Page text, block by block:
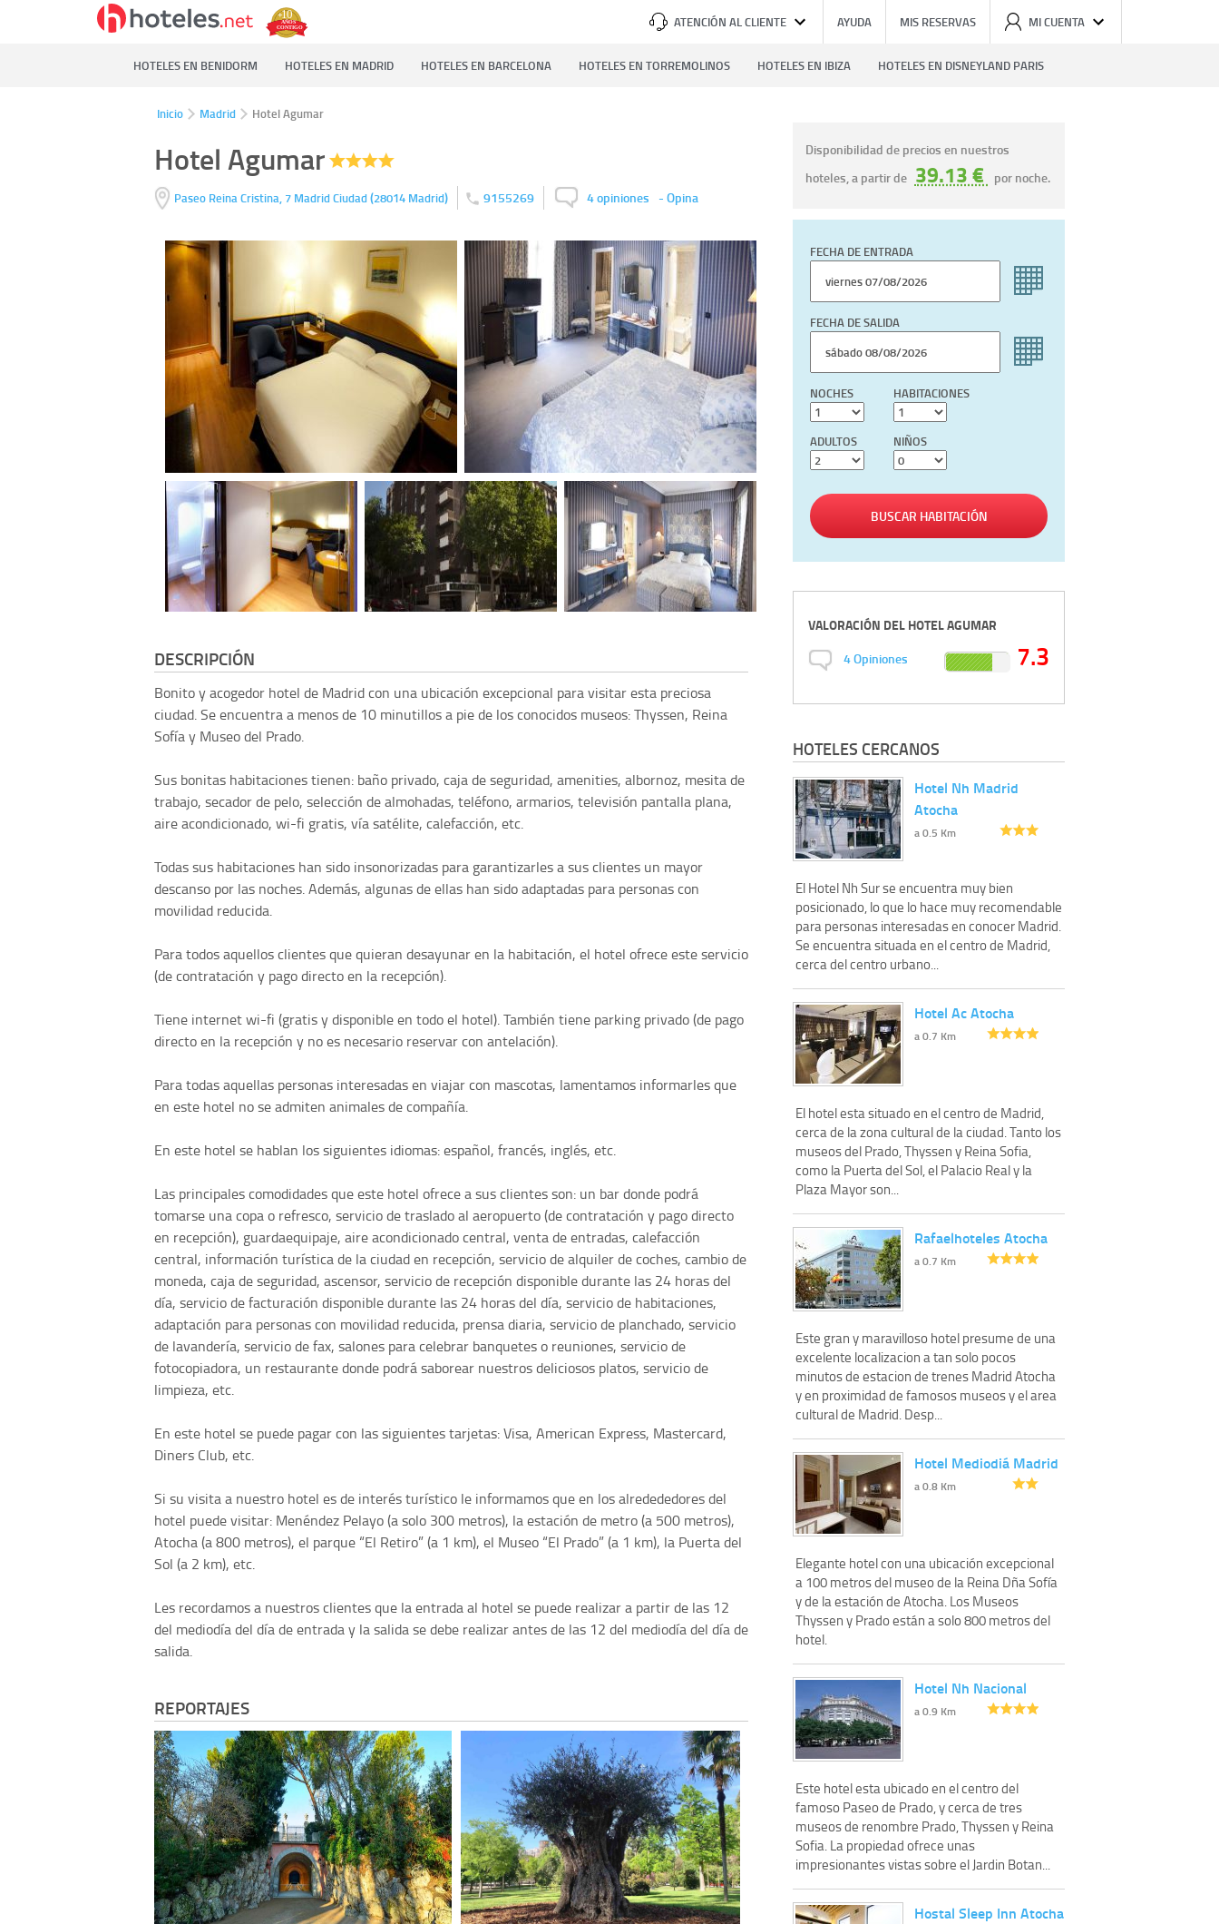
ATENCIÓN AL CLIENTE AYUDA MIS RESERVAS MI CUENTA
HOTELES EN BENIDORM HOTELES EN MADRID HOTELES EN BARCELONA HOTELES EN TORREMOLINOS HOTELES EN IBIZA HOTELES EN DISNEYLAND PARIS
Inicio Madrid Hotel Agumar
Hotel Agumar
Paseo Reina Cristina, 7 Madrid Ciudad(28014 Madrid) 9155269 4 opiniones -Opina
DESCRIPCIÓN
Bonito y acogedor hotel de Madrid con una ubicación excepcional para visitar esta preciosa
ciudad. Se encuentra a menos de 10 minutillos a pie de los conocidos museos: Thyssen, Reina
Sofía y Museo del Prado.
Sus bonitas habitaciones tienen: baño privado, caja de seguridad, amenities, albornoz, mesita de
trabajo, secador de pelo, selección de almohadas, teléfono, armarios, televisión pantalla plana,
aire acondicionado, wi-fi gratis, vía satélite, calefacción, etc.
Todas sus habitaciones han sido insonorizadas para garantizarles a sus clientes un mayor
descanso por las noches. Además, algunas de ellas han sido adaptadas para personas con
movilidad reducida.
Para todos aquellos clientes que quieran desayunar en la habitación, el hotel ofrece este servicio
(de contratación y pago directo en la recepción).
Tiene internet wi-fi (gratis y disponible en todo el hotel). También tiene parking privado (de pago
directo en la recepción y no es necesario reservar con antelación).
Para todas aquellas personas interesadas en viajar con mascotas, lamentamos informarles que
en este hotel no se admiten animales de compañía.
En este hotel se hablan los siguientes idiomas: español, francés, inglés, etc.
Las principales comodidades que este hotel ofrece a sus clientes son: un bar donde podrá
tomarse una copa o refresco, servicio de traslado al aeropuerto (de contratación y pago directo
en recepción), guardaequipaje, aire acondicionado central, venta de entradas, calefacción
central, información turística de la ciudad en recepción, servicio de alquiler de coches, cambio de
moneda, caja de seguridad, ascensor, servicio de recepción disponible durante las 24 horas del
día, servicio de facturación disponible durante las 24 horas del día, servicio de habitaciones,
adaptación para personas con movilidad reducida, prensa diaria, servicio de planchado, servicio
de lavandería, servicio de fax, salones para celebrar banquetes o reuniones, servicio de
fotocopiadora, un restaurante donde podrá saborear nuestros deliciosos platos, servicio de
limpieza, etc.
En este hotel se puede pagar con las siguientes tarjetas: Visa, American Express, Mastercard,
Diners Club, etc.
Si su visita a nuestro hotel es de interés turístico le informamos que en los alredededores del
hotel puede visitar: Menéndez Pelayo (a solo 300 metros), la estación de metro (a 500 metros),
Atocha (a 800 metros), el parque “El Retiro” (a 1 km), el Museo “El Prado” (a 1 km), la Puerta del
Sol (a 2 km), etc.
Les recordamos a nuestros clientes que la entrada al hotel se puede realizar a partir de las 12
del mediodía del día de entrada y la salida se debe realizar antes de las 12 del mediodía del día de
salida.
REPORTAJES
Disponibilidad de precios en nuestros
hoteles, a partir de 39.13 € por noche.
FECHA DE ENTRADA
FECHA DE SALIDA
NOCHES HABITACIONES
ADULTOS NIÑOS
BUSCAR HABITACIÓN
VALORACIÓN DELHOTEL AGUMAR
4Opiniones 7.3
HOTELES CERCANOS
Hotel Nh Madrid
Atocha
a 0.5 Km
El Hotel Nh Sur se encuentra muy bien
posicionado, lo que lo hace muy recomendable
para personas interesadas en conocer Madrid.
Se encuentra situada en el centro de Madrid,
cerca del centro urbano...
Hotel Ac Atocha
a 0.7 Km
El hotel esta situado en el centro de Madrid,
cerca de la zona cultural de la ciudad. Tanto los
museos del Prado, Thyssen y Reina Sofia,
como la Puerta del Sol, el Palacio Real y la
Plaza Mayor son...
Rafaelhoteles Atocha
a 0.7 Km
Este gran y maravilloso hotel presume de una
excelente localizacion a tan solo pocos
minutos de estacion de trenes Madrid Atocha
y en proximidad de famosos museos y el area
cultural de Madrid. Desp...
Hotel Mediodiá Madrid
a 0.8 Km
Elegante hotel con una ubicación excepcional
a 100 metros del museo de la Reina Dña Sofía
y de la estación de Atocha. Los Museos
Thyssen y Prado están a solo 800 metros del
hotel.
Hotel Nh Nacional
a 0.9 Km
Este hotel esta ubicado en el centro del
famoso Paseo de Prado, y cerca de tres
museos de renombre Prado, Thyssen y Reina
Sofia. La propiedad ofrece unas
impresionantes vistas sobre el Jardin Botan...
Hostal Sleep Inn Atocha